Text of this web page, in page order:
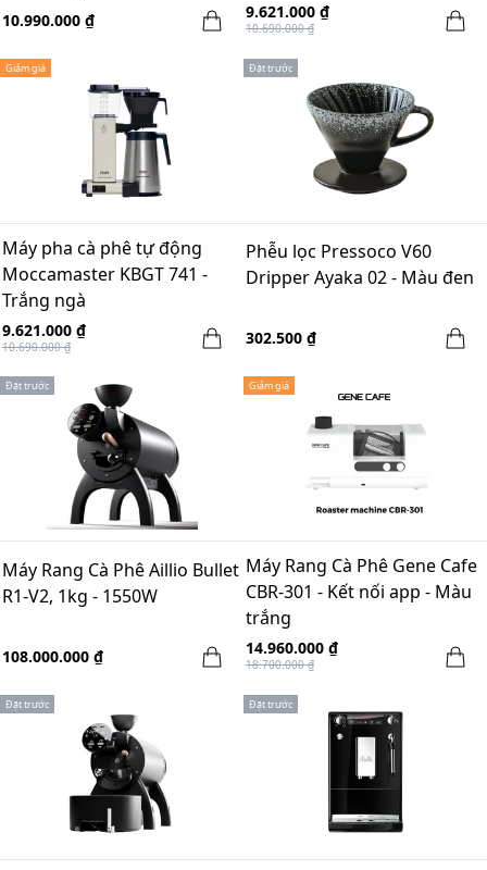
10.990.000 ₫ 9.621.000 ₫
10.690.000 ₫
Giảm giá
Máy pha cà phê tự động
Moccamaster KBGT 741 -
Trắng ngà
9.621.000 ₫
10.690.000 ₫
Đặt trước
Phễu lọc Pressoco V60
Dripper Ayaka 02 - Màu đen
302.500 ₫
Đặt trước
Máy Rang Cà Phê Aillio Bullet
R1-V2, 1kg - 1550W
108.000.000 ₫
Giảm giá
Máy Rang Cà Phê Gene Cafe
CBR-301 - Kết nối app - Màu
trắng
14.960.000 ₫
18.700.000 ₫
Đặt trước Đặt trước